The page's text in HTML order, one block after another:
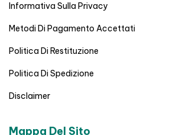
Informativa Sulla Privacy
Metodi Di Pagamento Accettati
Politica Di Restituzione
Politica Di Spedizione
Disclaimer
Mappa Del Sito